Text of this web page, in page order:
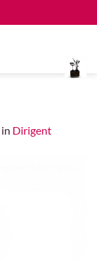
in Dirigent